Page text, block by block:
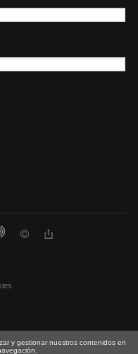
y gestionar nuestros contenidos en